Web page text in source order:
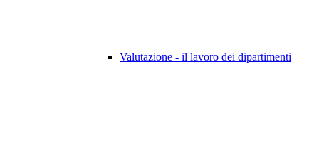
Valutazione - il lavoro dei dipartimenti